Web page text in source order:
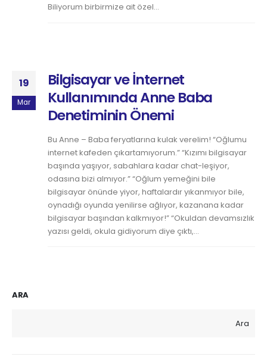
Biliyorum birbirmize ait özel...
19
Mar
Bilgisayar ve İnternet
Kullanımında Anne Baba
Denetiminin Önemi
Bu Anne – Baba feryatlarına kulak verelim! “Oğlumu
internet kafeden çıkartamıyorum.” “Kızımı bilgisayar
başında yaşıyor, sabahlara kadar chat-leşiyor,
odasına bizi almıyor.” “Oğlum yemeğini bile
bilgisayar önünde yiyor, haftalardır yıkanmıyor bile,
oynadığı oyunda yenilirse ağlıyor, kazanana kadar
bilgisayar başından kalkmıyor!” “Okuldan devamsızlık
yazısı geldi, okula gidiyorum diye çıktı,...
ARA
Ara